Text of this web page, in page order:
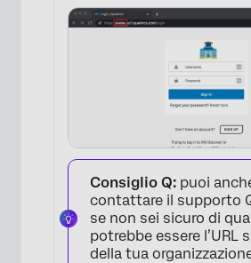
Consiglio Q: puoi
contattare il supporto
se non sei sicuro di
potrebbe essere l’URL
della tua